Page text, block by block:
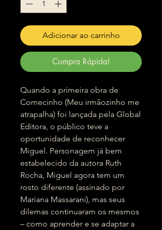
Adicionar ao carrinho
Compra Rápida!
Quando a primeira obra de
Comecinho (Meu irmãozinho me
atrapalha) foi lançada pela Global
Editora, o público teve a
oportunidade de reconhecer
Miguel. Personagem já bem
estabelecido da autora Ruth
Rocha, Miguel agora tem um
rosto diferente (assinado por
Mariana Massarani), mas seus
dilemas continuaram os mesmos
– como aprender e se adaptar a